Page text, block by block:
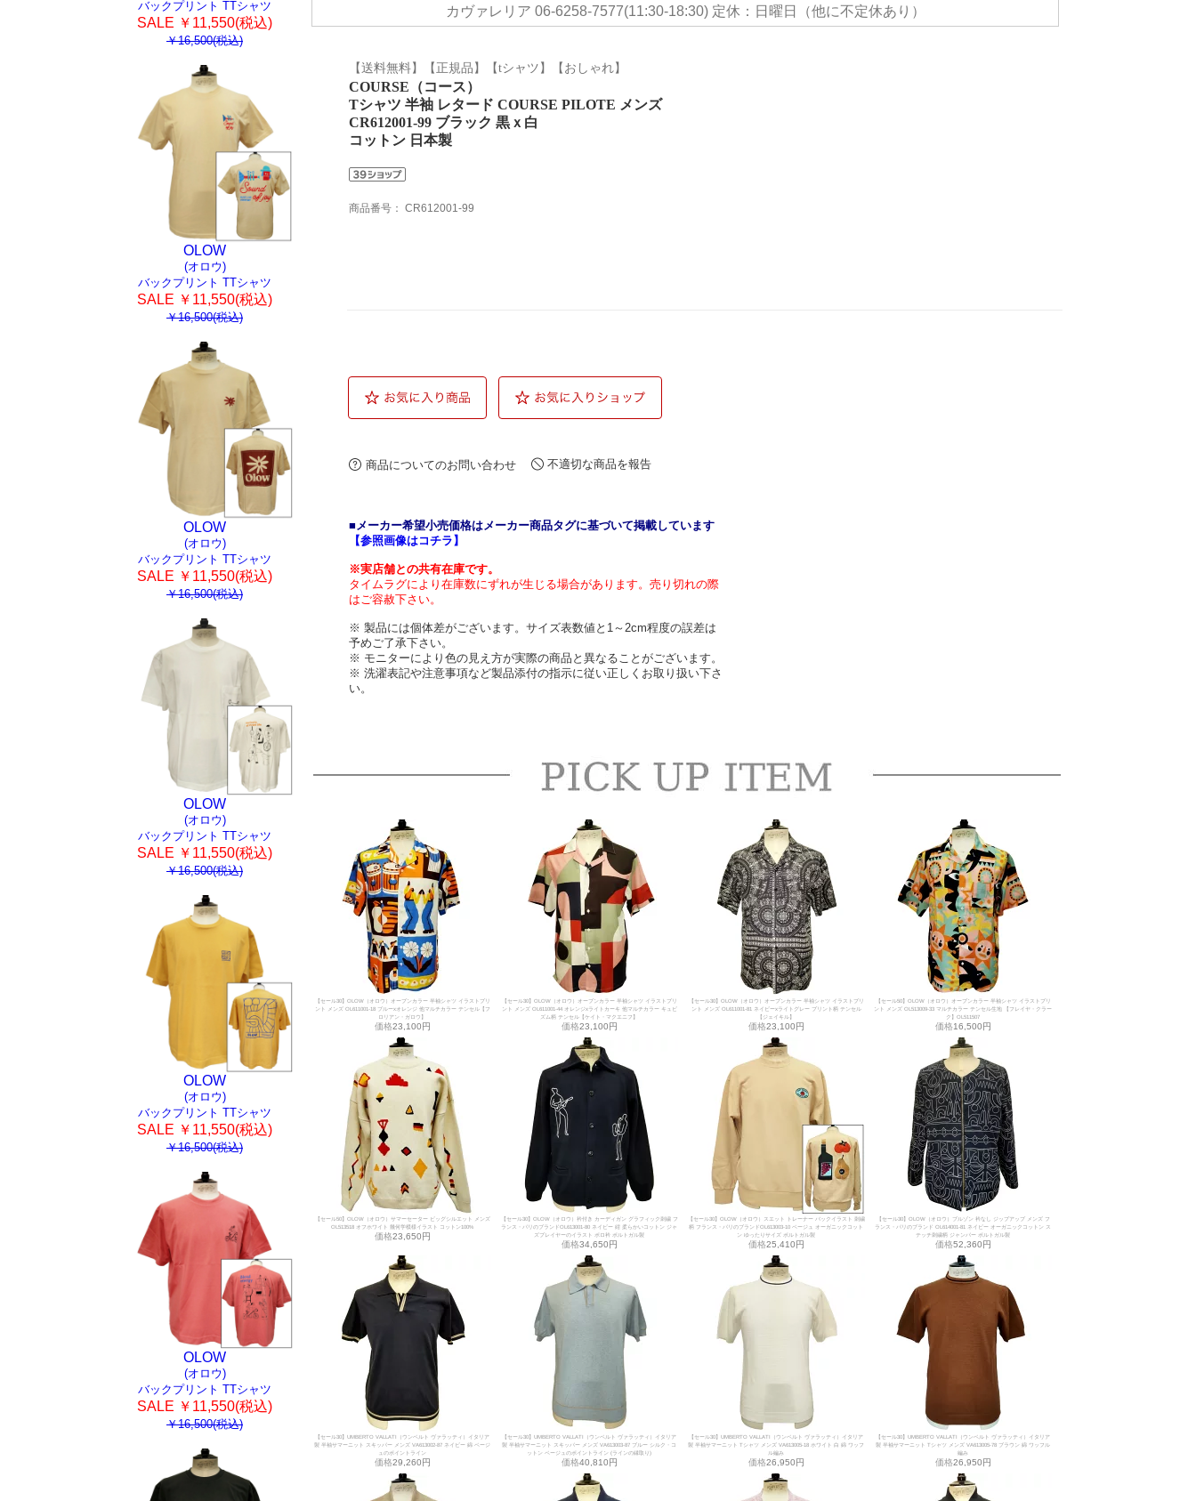
バックプリント TTシャツ
SALE ￥11,550(税込)
￥16,500(税込)
OLOW
(オロウ)
バックプリント TTシャツ
SALE ￥11,550(税込)
￥16,500(税込)
OLOW
(オロウ)
バックプリント TTシャツ
SALE ￥11,550(税込)
￥16,500(税込)
OLOW
(オロウ)
バックプリント TTシャツ
SALE ￥11,550(税込)
￥16,500(税込)
OLOW
(オロウ)
バックプリント TTシャツ
SALE ￥11,550(税込)
￥16,500(税込)
OLOW
(オロウ)
バックプリント TTシャツ
SALE ￥11,550(税込)
￥16,500(税込)
カヴァレリア 06-6258-7577(11:30-18:30) 定休：日曜日（他に不定休あり）
【送料無料】【正規品】【tシャツ】【おしゃれ】
COURSE（コース）
Tシャツ 半袖 レタード COURSE PILOTE メンズ
CR612001-99 ブラック 黒ｘ白
コットン 日本製
商品番号： CR612001-99
商品についてのお問い合わせ 不適切な商品を報告
■メーカー希望小売価格はメーカー商品タグに基づいて掲載しています
【参照画像はコチラ】
※実店舗との共有在庫です。
タイムラグにより在庫数にずれが生じる場合があります。売り切れの際
はご容赦下さい。
※ 製品には個体差がございます。サイズ表数値と1～2cm程度の誤差は
予めご了承下さい。
※ モニターにより色の見え方が実際の商品と異なることがございます。
※ 洗濯表記や注意事項など製品添付の指示に従い正しくお取り扱い下さ
い。
【セール30】OLOW（オロウ）オープンカラー 半袖シャツ イラストプリ
ント メンズ OL611001-18 ブルーxオレンジ 他マルチカラー テンセル【フ
ロリアン・ガロウ】
価格23,100円
【セール30】OLOW（オロウ）オープンカラー 半袖シャツ イラストプリ
ント メンズ OL611001-44 オレンジxライトカーキ 他マルチカラー キュビ
ズム柄 テンセル【ケイト・マクエニフ】
価格23,100円
【セール30】OLOW（オロウ）オープンカラー 半袖シャツ イラストプリ
ント メンズ OL611001-81 ネイビーxライトグレー プリント柄 テンセル
【ジェイキル】
価格23,100円
【セール50】OLOW（オロウ）オープンカラー 半袖シャツ イラストプリ
ント メンズ OL513009-33 マルチカラー テンセル生地 【フレイヤ・クラー
ク】OL511507
価格16,500円
【セール50】OLOW（オロウ）サマーセーター ビッグシルエット メンズ
OL513518 オフホワイト 幾何学模様イラスト コットン100%
価格23,650円
【セール30】OLOW（オロウ）衿付き カーディガン グラフィック刺繍 フ
ランス・パリのブランドOL613001-80 ネイビー 紺 柔らかいコットン ジャ
ズプレイヤーのイラスト ポロ衿 ポルトガル製
価格34,650円
【セール30】OLOW（オロウ）スエット トレーナー バックイラスト 刺繍
柄 フランス・パリのブランドOL613003-10 ベージュ オーガニックコット
ン ゆったりサイズ ポルトガル製
価格25,410円
【セール30】OLOW（オロウ）ブルゾン 衿なし ジップアップ メンズ フ
ランス・パリのブランド OL614001-81 ネイビー オーガニックコットン ス
テッチ刺繍柄 ジャンパー ポルトガル製
価格52,360円
【セール30】UMBERTO VALLATI（ウンベルト ヴァラッティ）イタリア
製 半袖サマーニット スキッパー メンズ VA613002-87 ネイビー 綿 ベージ
ュのポイントライン
価格29,260円
【セール30】UMBERTO VALLATI（ウンベルト ヴァラッティ）イタリア
製 半袖サマーニット スキッパー メンズ VA613003-87 ブルー シルク・コ
ットン ベージュのポイントライン (ラインの縁取り)
価格40,810円
【セール30】UMBERTO VALLATI（ウンベルト ヴァラッティ）イタリア
製 半袖サマーニット Tシャツ メンズ VA613005-18 ホワイト 白 綿 ワッフ
ル編み
価格26,950円
【セール30】UMBERTO VALLATI（ウンベルト ヴァラッティ）イタリア
製 半袖サマーニット Tシャツ メンズ VA613005-78 ブラウン 綿 ワッフル
編み
価格26,950円